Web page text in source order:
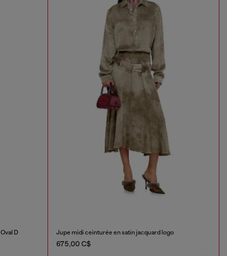
D Jupe midi ceinturée en satin jacquard logo
675,00 C$